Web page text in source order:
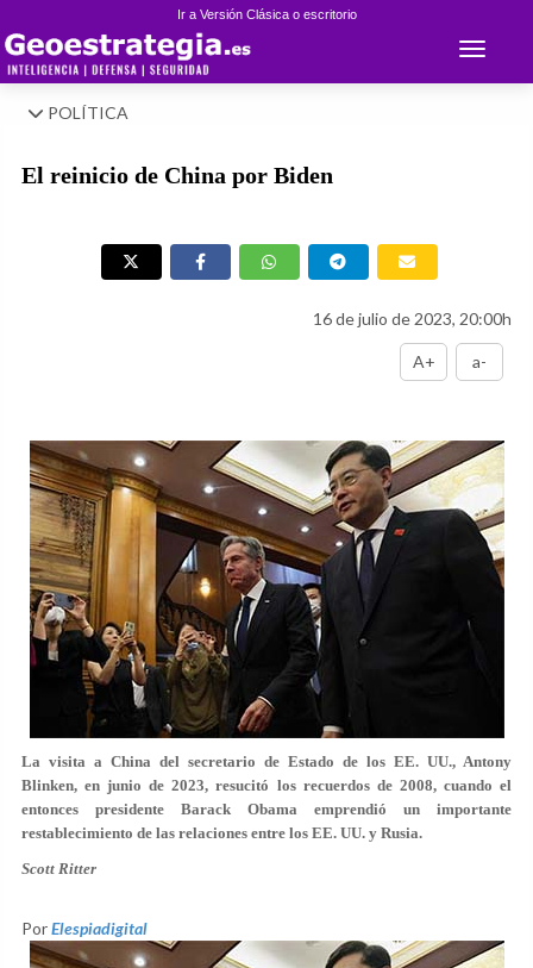
Ir a Versión Clásica o escritorio
Toggle
POLÍTICA
El reinicio de China por Biden
16 de julio de 2023, 20:00h
A+ a-
La visita a China del secretario de Estado de los EE. UU., Antony
Blinken, en junio de 2023, resucitó los recuerdos de 2008, cuando el
entonces presidente Barack Obama emprendió un importante
restablecimiento de las relaciones entre los EE. UU. y Rusia.
Scott Ritter
PorElespiadigital